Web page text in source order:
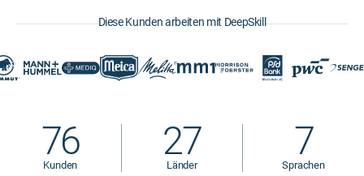
Diese Kunden arbeiten mit DeepSkill
76
Kunden
27
Länder
7
Sprachen